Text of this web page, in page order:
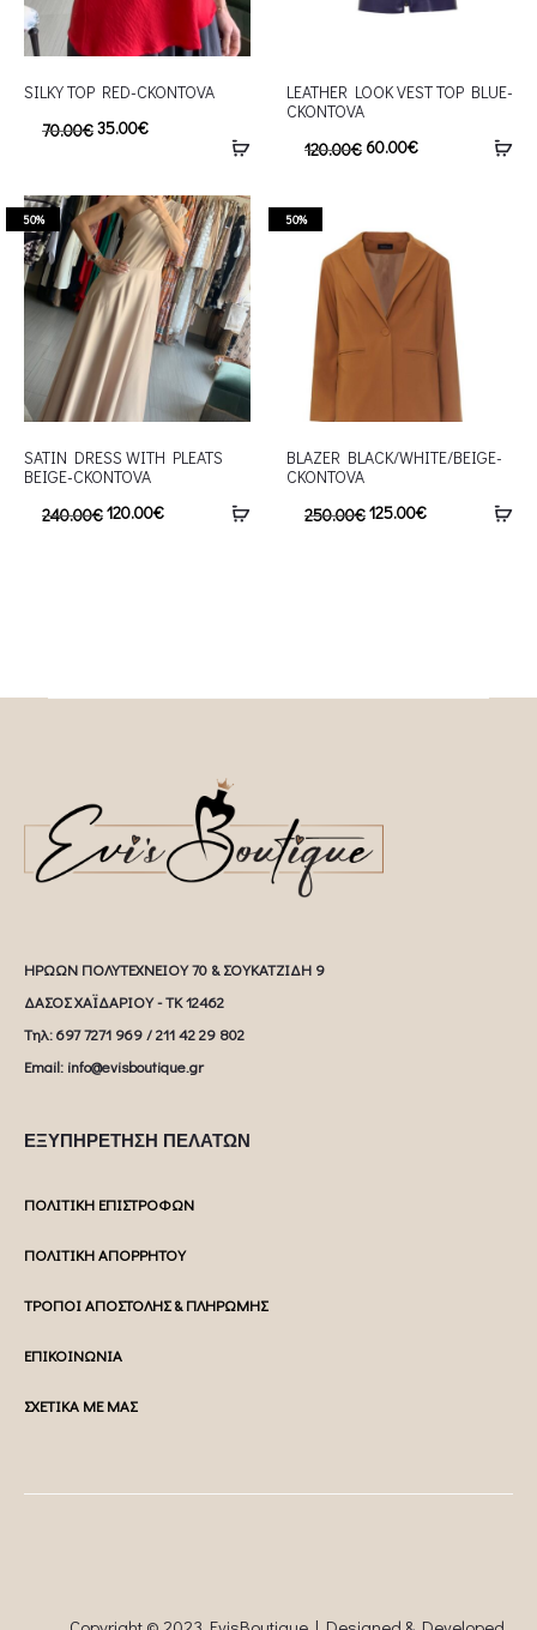
SILKY TOP RED-CKONTOVA
70.00€35.00€
LEATHER LOOK VEST TOP BLUE-
CKONTOVA
120.00€ 60.00€
50%
SATIN DRESS WITH PLEATS
BEIGE-CKONTOVA
240.00€120.00€
50%
BLAZER BLACK/WHITE/BEIGE-
CKONTOVA
250.00€125.00€
ΗΡΩΩΝ ΠΟΛΥΤΕΧΝΕΙΟΥ 70 & ΣΟΥΚΑΤΖΙΔΗ 9
ΔΑΣΟΣ ΧΑΪΔΑΡΙΟΥ - ΤΚ 12462
Tηλ: 697 7271 969 / 211 42 29 802
Email: info@evisboutique.gr
ΕΞΥΠΗΡΕΤΗΣΗ ΠΕΛΑΤΩΝ
ΠΟΛΙΤΙΚΗ ΕΠΙΣΤΡΟΦΩΝ
ΠΟΛΙΤΙΚΗ ΑΠΟΡΡΗΤΟΥ
ΤΡΟΠΟΙ ΑΠΟΣΤΟΛΗΣ & ΠΛΗΡΩΜΗΣ
ΕΠΙΚΟΙΝΩΝΙΑ
ΣΧΕΤΙΚΑ ΜΕ ΜΑΣ